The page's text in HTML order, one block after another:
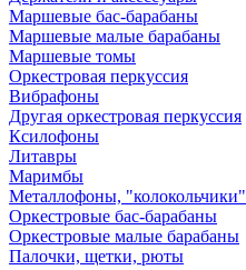
Маршевые бас-барабаны
Маршевые малые барабаны
Маршевые томы
Оркестровая перкуссия
Вибрафоны
Другая оркестровая перкуссия
Ксилофоны
Литавры
Маримбы
Металлофоны, "колокольчики"
Оркестровые бас-барабаны
Оркестровые малые барабаны
Палочки, щетки, рюты